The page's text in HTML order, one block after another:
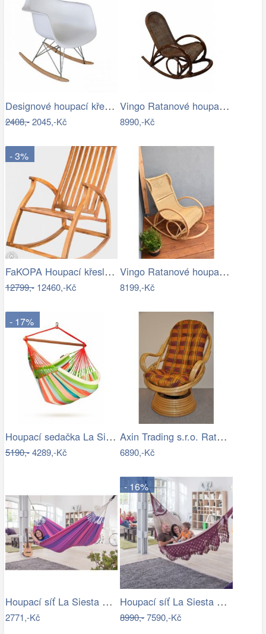
Designové houpací křeslo - TK
2408,-2045,-Kč
Vingo Ratanové houpací křeslo - tmavě…
8990,-Kč
- 3%
FaKOPA Houpací křeslo dřevěné teak…
12799,-12460,-Kč
Vingo Ratanové houpací křeslo
8199,-Kč
- 17%
Houpací sedačka La Siesta DOMINGO - IN
5190,-4289,-Kč
Axin Trading s.r.o. Ratanové houpací…
6890,-Kč
Houpací síť La Siesta ORQUIDEA - IN
2771,-Kč
- 16%
Houpací síť La Siesta BOSSANOVA family …
8990,-7590,-Kč